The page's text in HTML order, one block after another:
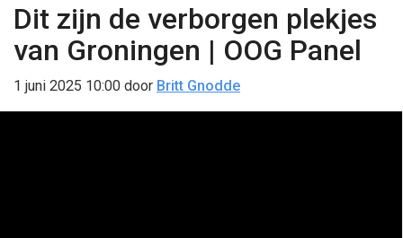
Dit zijn de verborgen plekjes
van Groningen | OOG Panel
1 juni 2025 10:00 door Britt Gnodde